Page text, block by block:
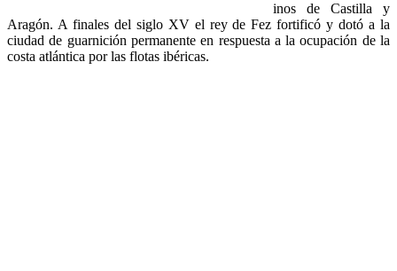
inos de Castilla y
Aragón. A finales del siglo XV el rey de Fez fortificó y dotó a la
ciudad de guarnición permanente en respuesta a la ocupación de la
costa atlántica por las flotas ibéricas.